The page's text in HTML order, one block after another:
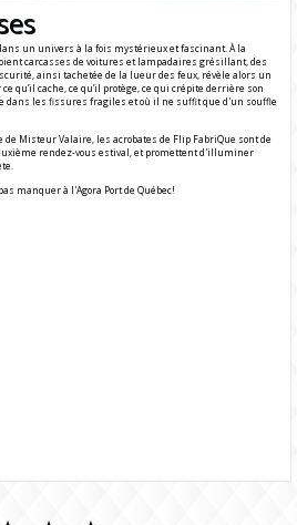
un univers à la fois mystérieux et fascinant. À la
carcasses de voitures et lampadaires grésillant, des
ainsi tachetée de la lueur des feux, révèle alors un
qu’il cache, ce qu’il protège, ce qui crépite derrière son
dans les fissures fragiles et où il ne suffit que d'un souffle
Misteur Valaire, les acrobates de Flip FabriQue sont de
rendez-vous estival, et promettent d'illuminer
manquer à l'Agora Port de Québec!